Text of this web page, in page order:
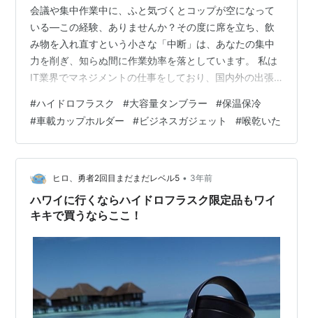
会議や集中作業中に、ふと気づくとコップが空になって
いる—この経験、ありませんか？その度に席を立ち、飲
み物を入れ直すという小さな「中断」は、あなたの集中
力を削ぎ、知らぬ間に作業効率を落としています。 私は
IT業界でマネジメントの仕事をしており、国内外の出張
長時間のデスクワーク中に喉が渇き、集中力をリセット
してしまうことほど、ビジネスマンにとって効率の悪い
ことはありません。 今回は、この「リフィルの手間」を
極限まで減らし、あなたの「時間」と「集中力」を守っ
てくれるハイドロフラスク（Hydro Flask）の「オール
アラウンド トラベル タンブラー…
#ハイドロフラスク #大容量タンブラー #保温保冷
#車載カップホルダー #ビジネスガジェット #喉乾いた
ヒロ、勇者2回目まだまだレベル5 • 3年前
ハワイに行くならハイドロフラスク限定品もワイ
キキで買うならここ！